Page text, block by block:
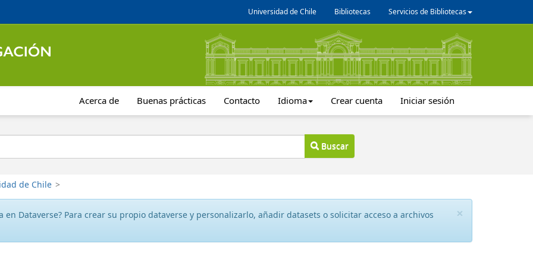
Universidad de Chile Bibliotecas Servicios de Bibliotecas
Acerca de Buenas prácticas Contacto Idioma Crear cuenta Iniciar sesión
Buscar
de Chile >
×
en Dataverse? Para crear su propio dataverse y personalizarlo, añadir datasets o solicitar acceso a archivos